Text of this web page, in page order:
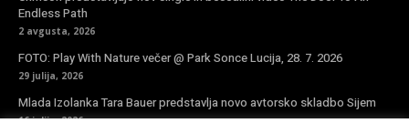
Endless Path
2 avgusta, 2026
FOTO: Play With Nature večer @ Park Sonce Lucija, 28. 7. 2026
29 julija, 2026
Mlada Izolanka Tara Bauer predstavlja novo avtorsko skladbo Sijem
16 julija, 2026